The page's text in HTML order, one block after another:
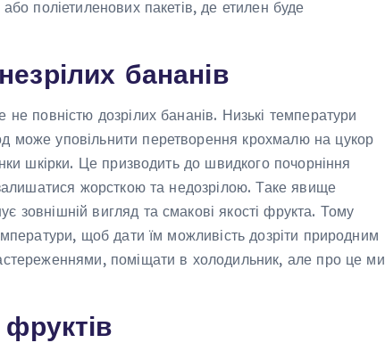
поліетиленових пакетів, де етилен буде
бананів
повністю дозрілих бананів. Низькі температури
може уповільнити перетворення крохмалю на цукор
шкірки. Це призводить до швидкого почорніння
жорсткою та недозрілою. Таке явище
зовнішній вигляд та смакові якості фрукта. Тому
щоб дати їм можливість дозріти природним
поміщати в холодильник, але про це ми